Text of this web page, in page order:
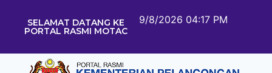
SELAMAT DATANG KE
PORTAL RASMI MOTAC
9/8/2026 04:17 PM